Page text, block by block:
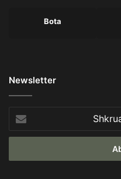
Bota
Newsletter
E-
mailin